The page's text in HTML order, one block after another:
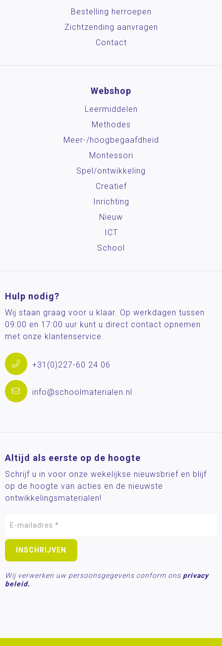
Bestelling herroepen
Zichtzending aanvragen
Contact
Webshop
Leermiddelen
Methodes
Meer-/hoog­begaafdheid
Montessori
Spel/ontwikkeling
Creatief
Inrichting
Nieuw
ICT
School
Hulp nodig?
Wij staan graag voor u klaar. Op werkdagen tussen
09:00 en 17:00 uur kunt u direct contact opnemen
met onze klantenservice.
+31(0)227-60 24 06
info@schoolmaterialen.nl
Altijd als eerste op de hoogte
Schrijf u in voor onze wekelijkse nieuwsbrief en blijf
op de hoogte van acties en de nieuwste
ontwikkelingsmaterialen!
Wij verwerken uw persoonsgegevens conform ons privacy
beleid.